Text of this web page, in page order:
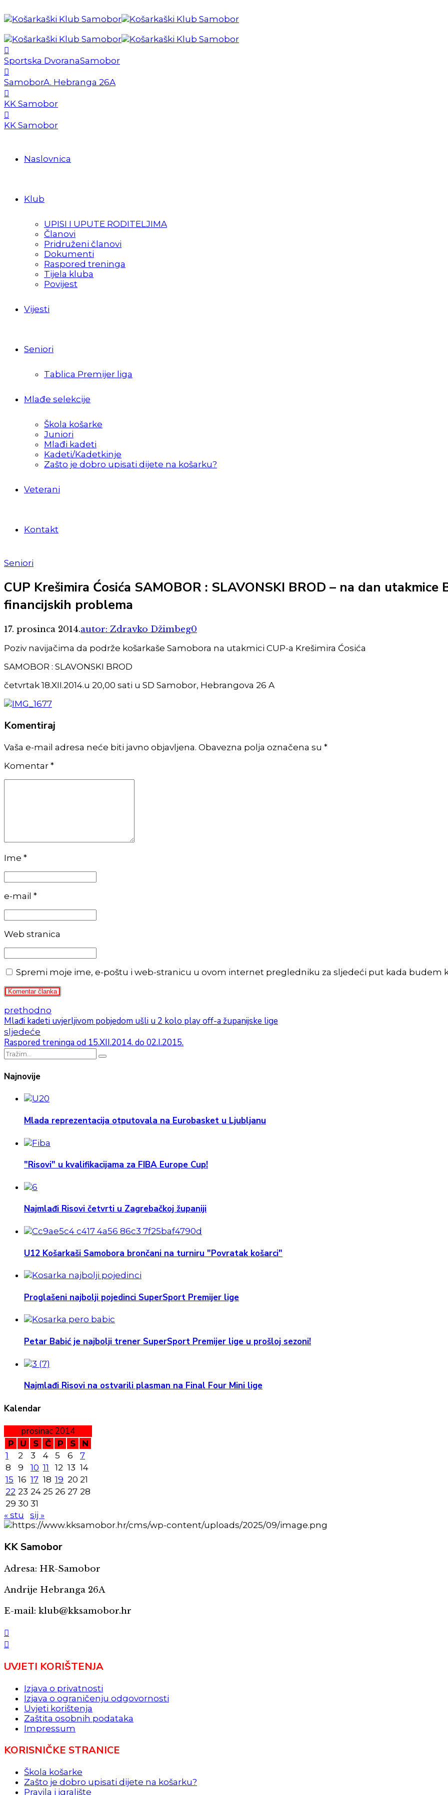
Sportska DvoranaSamobor
SamoborA. Hebranga 26A
KK Samobor
KK Samobor
Naslovnica
Klub
UPISI I UPUTE RODITELJIMA
Članovi
Pridruženi članovi
Dokumenti
Raspored treninga
Tijela kluba
Povijest
Vijesti
Seniori
Tablica Premijer liga
Mlađe selekcije
Škola košarke
Juniori
Mlađi kadeti
Kadeti/Kadetkinje
Zašto je dobro upisati dijete na košarku?
Veterani
Kontakt
Seniori
CUP Krešimira Ćosića SAMOBOR : SLAVONSKI BROD – na dan
financijskih problema
17. prosinca 2014.autor: Zdravko Džimbeg0
Poziv navijačima da podrže košarkaše Samobora na utakmici CUP-a Krešimira Ćosića
SAMOBOR : SLAVONSKI BROD
četvrtak 18.XII.2014.u 20,00 sati u SD Samobor, Hebrangova 26 A
Komentiraj
Vaša e-mail adresa neće biti javno objavljena. Obavezna polja označena su *
Komentar *
Ime *
e-mail *
Web stranica
Spremi moje ime, e-poštu i web-stranicu u ovom internet pregledniku za sljedeći put kada budem
Komentar članka
prethodno
Mlađi kadeti uvjerljivom pobjedom ušli u 2 kolo play off-a županijske lige
sljedeće
Raspored treninga od 15.XII.2014. do 02.I.2015.
Najnovije
Mlada reprezentacija otputovala na Eurobasket u Ljubljanu
"Risovi" u kvalifikacijama za FIBA Europe Cup!
Najmlađi Risovi četvrti u Zagrebačkoj županiji
U12 Košarkaši Samobora brončani na turniru "Povratak košarci"
Proglašeni najbolji pojedinci SuperSport Premijer lige
Petar Babić je najbolji trener SuperSport Premijer lige u prošloj sezoni!
Najmlađi Risovi na ostvarili plasman na Final Four Mini lige
Kalendar
prosinac 2014
P U S Č P S
N
1
2 3 4 5 6
7
8
9 10 11 12 13 14
15 16 17 18 19 20 21
22 23 24 25 26 27 28
29 30 31
« stu
sij »
KKSamobor
Adresa: HR-Samobor
Andrije Hebranga 26A
E-mail: klub@kksamobor.hr
UVJETI KORIŠTENJA
Izjava o privatnosti
Izjava o ograničenju odgovornosti
Uvjeti korištenja
Zaštita osobnih podataka
Impressum
KORISNIČKE STRANICE
Škola košarke
Zašto je dobro upisati dijete na košarku?
Pravila i igralište